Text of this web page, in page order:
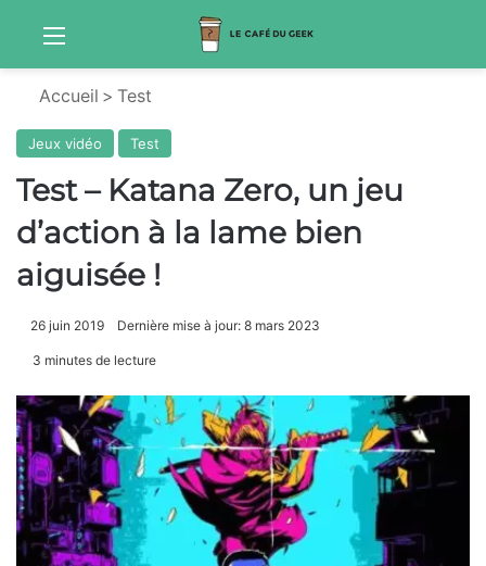
Menu
Accueil > Test
Jeux vidéo Test
Test – Katana Zero, un jeu
d’action à la lame bien
aiguisée !
26 juin 2019 Dernière mise à jour: 8 mars 2023
3 minutes de lecture